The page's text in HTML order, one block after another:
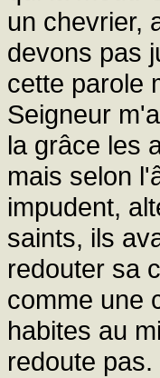
un chevrier,
devons pas
cette parole
Seigneur
la grâce les
mais selon
impudent,
saints, ils
redouter sa
comme une
habites au
redoute